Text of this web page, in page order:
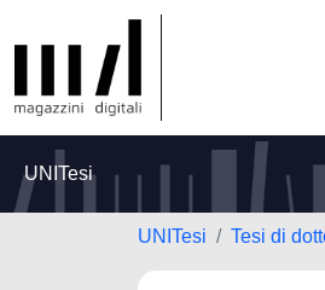
UNITesi
UNITesi Tesi di